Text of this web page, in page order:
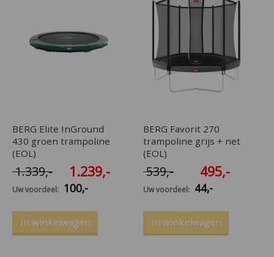
BERG Elite InGround
430 groen trampoline
(EOL)
1.339,- 1.239,-
Uw voordeel: 100,-
In winkelwagen
BERG Favorit 270
trampoline grijs + net
(EOL)
539,- 495,-
Uw voordeel: 44,-
In winkelwagen